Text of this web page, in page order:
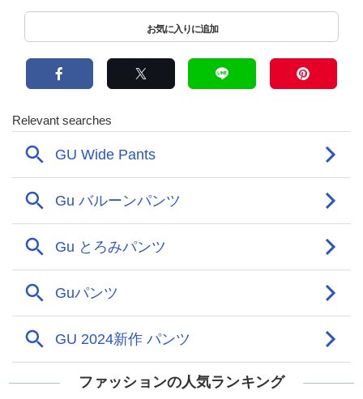
ファッションの人気ランキング